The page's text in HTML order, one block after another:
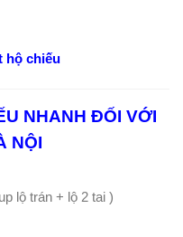
hộ chiếu
NHANH ĐỐI VỚI
NỘI
lộ trán + lộ 2 tai )